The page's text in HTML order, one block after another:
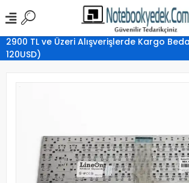
2900 TL ve Üzeri Alışverişlerde Kargo
120USD)